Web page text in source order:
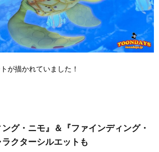
が描かれていました！
ング・ニモ』＆『ファインディング・
ラクターシルエットも